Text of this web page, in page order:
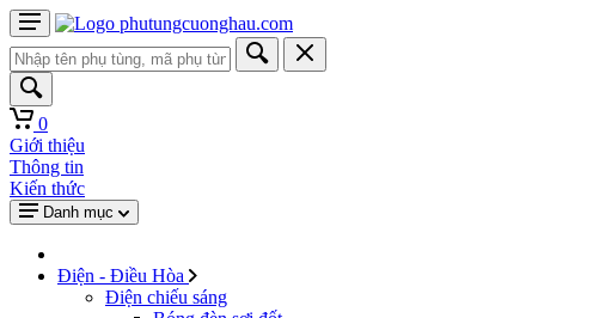
0
Giới thiệu
Thông tin
Kiến thức
Danh mục
Điện - Điều Hòa
Điện chiếu sáng